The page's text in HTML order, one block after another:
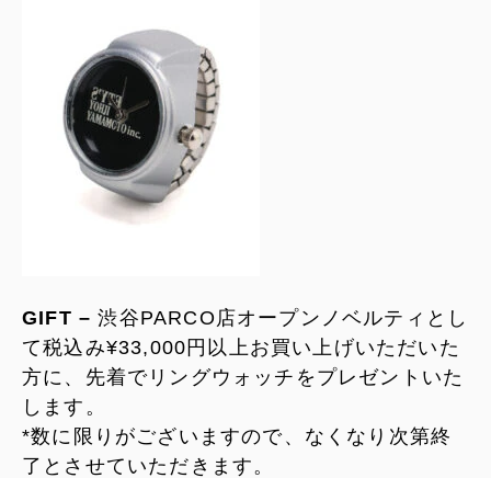
GIFT – 渋谷PARCO店オープンノベルティとし
て税込み¥33,000円以上お買い上げいただいた
方に、先着でリングウォッチをプレゼントいた
します。
*数に限りがございますので、なくなり次第終
了とさせていただきます。